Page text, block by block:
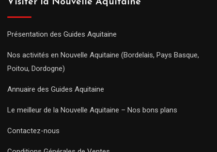
Visiter la Nouvelle Aquitaine
Présentation des Guides Aquitaine
Nos activités en Nouvelle Aquitaine (Bordelais, Pays Basque,
Poitou, Dordogne)
Annuaire des Guides Aquitaine
Le meilleur de la Nouvelle Aquitaine – Nos bons plans
Contactez-nous